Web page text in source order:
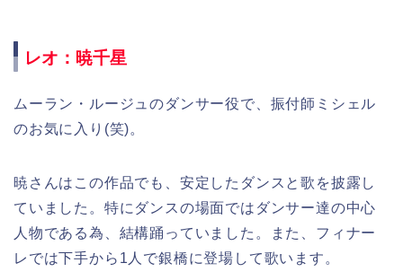
レオ：暁千星
ムーラン・ルージュのダンサー役で、振付師ミシェル
のお気に入り(笑)。
暁さんはこの作品でも、安定したダンスと歌を披露し
ていました。特にダンスの場面ではダンサー達の中心
人物である為、結構踊っていました。また、フィナー
レでは下手から1人で銀橋に登場して歌います。